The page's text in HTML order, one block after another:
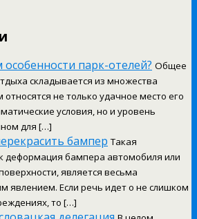
особенности парк-отелей? Общее
складывается из множества
не только удачное место его
условия, но и уровень
для […]
бампер Такая
деформация бампера автомобиля или
является весьма
явлением. Если речь идет о не слишком
то […]